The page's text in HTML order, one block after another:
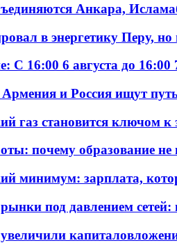
Анкара,
в энергетику Перу,
С 16:00 6 августа до 16:00
и Россия ищут
газ становится ключом
почему образование не
минимум: зарплата,
под давлением